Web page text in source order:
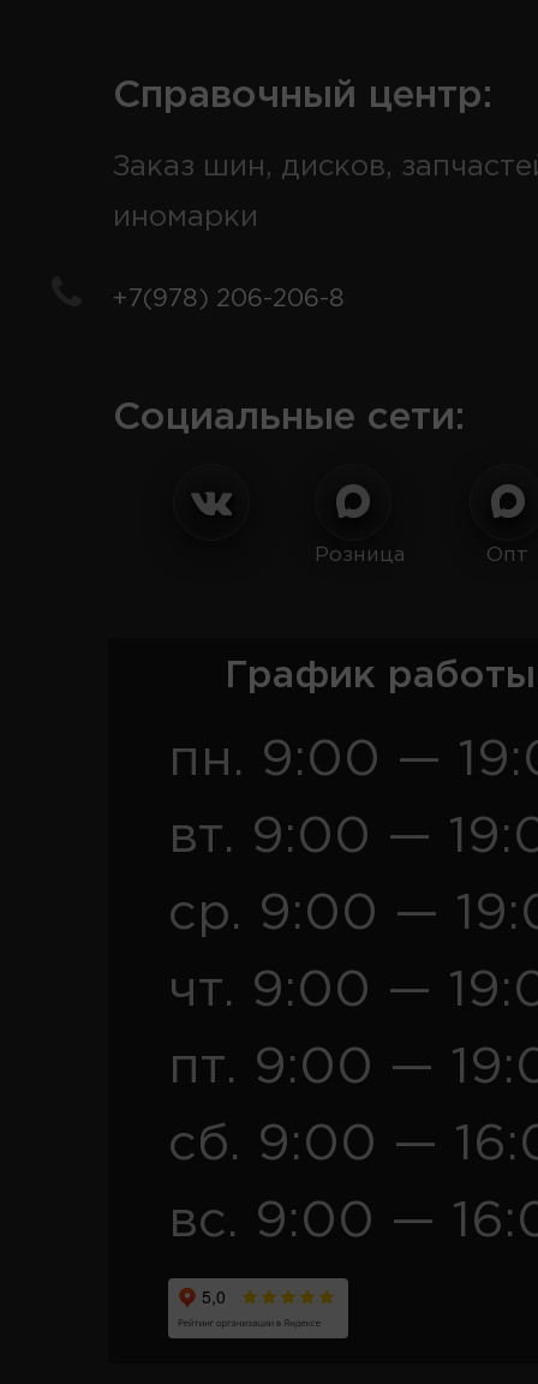
Справочный центр:
Заказ шин, дисков,
иномарки
+7(978) 206-206-8
Социальные сети:
Розница Опт
График
пн. 9:00 —
вт. 9:00 —
ср. 9:00 —
чт. 9:00 —
пт. 9:00 —
сб. 9:00 —
вс. 9:00 —